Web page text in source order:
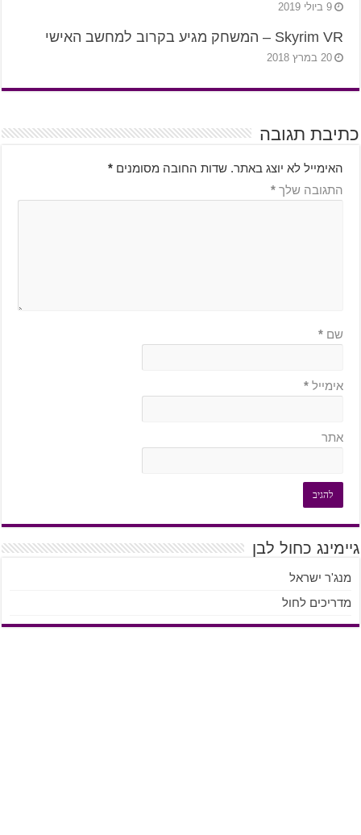
9 ביולי 2019
Skyrim VR – המשחק מגיע בקרוב למחשב האישי
20 במרץ 2018
כתיבת תגובה
האימייל לא יוצג באתר. שדות החובה מסומנים *
התגובה שלך *
שם *
אימייל *
אתר
גיימינג כחול לבן
מנג'ר ישראל
מדריכים לחול